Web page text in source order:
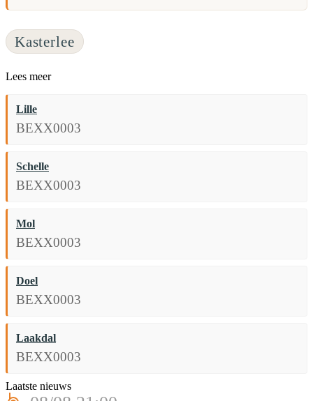
Kasterlee
Lees meer
Lille
BEXX0003
Schelle
BEXX0003
Mol
BEXX0003
Doel
BEXX0003
Laakdal
BEXX0003
Laatste nieuws